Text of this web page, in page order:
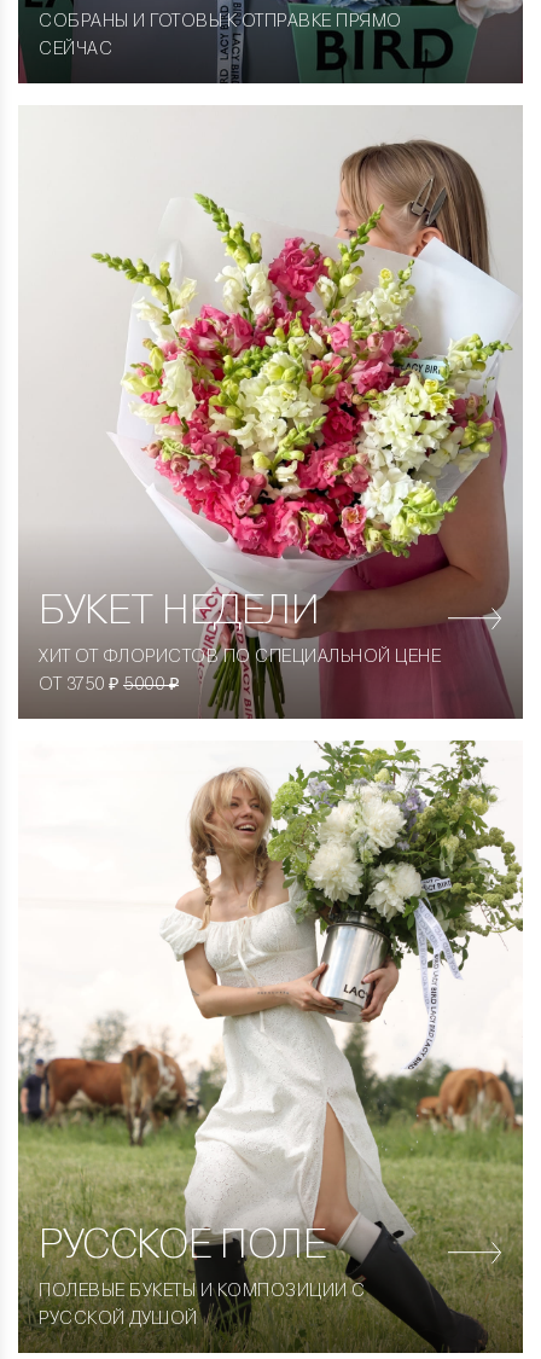
СОБРАНЫ И ГОТОВЫ К ОТПРАВКЕ ПРЯМО
СЕЙЧАС
БУКЕТ НЕДЕЛИ
ХИТ ОТ ФЛОРИСТОВ ПО СПЕЦИАЛЬНОЙ ЦЕНЕ
ОТ 3750 ₽ 5000 ₽
РУССКОЕ ПОЛЕ
ПОЛЕВЫЕ БУКЕТЫ И КОМПОЗИЦИИ С
РУССКОЙ ДУШОЙ